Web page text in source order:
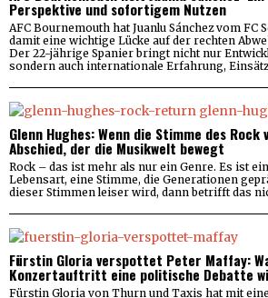
Perspektive und sofortigem Nutzen
AFC Bournemouth hat Juanlu Sánchez vom FC
damit eine wichtige Lücke auf der rechten
Der 22-jährige Spanier bringt nicht nur
sondern auch internationale Erfahrung,
Glenn Hughes: Wenn die Stimme des
Abschied, der die Musikwelt bewegt
Rock – das ist mehr als nur ein Genre. Es ist
Lebensart, eine Stimme, die Generationen
dieser Stimmen leiser wird, dann betrifft das
Fürstin Gloria verspottet Peter Maffay:
Konzertauftritt eine politische Debatte
Fürstin Gloria von Thurn und Taxis hat mit